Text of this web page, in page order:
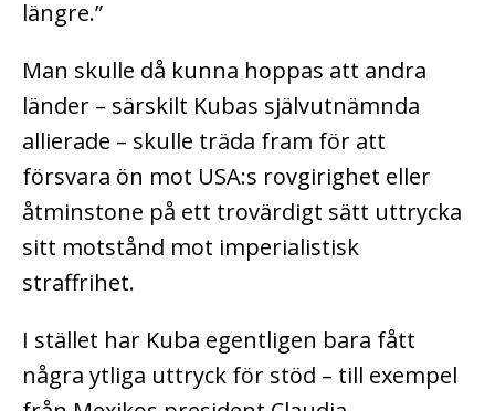
längre.”
Man skulle då kunna hoppas att andra
länder – särskilt Kubas självutnämnda
allierade – skulle träda fram för att
försvara ön mot USA:s rovgirighet eller
åtminstone på ett trovärdigt sätt uttrycka
sitt motstånd mot imperialistisk
straffrihet.
I stället har Kuba egentligen bara fått
några ytliga uttryck för stöd – till exempel